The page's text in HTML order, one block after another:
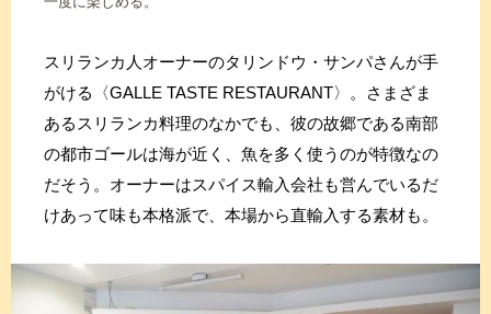
スリランカ人オーナーのタリンドウ・サンパさんが手
がける〈GALLE TASTE RESTAURANT〉。さまざま
あるスリランカ料理のなかでも、彼の故郷である南部
の都市ゴールは海が近く、魚を多く使うのが特徴なの
だそう。オーナーはスパイス輸入会社も営んでいるだ
けあって味も本格派で、本場から直輸入する素材も。